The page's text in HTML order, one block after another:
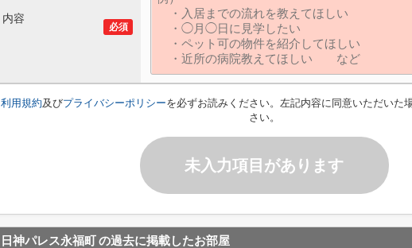
必須
内容
利用規約及びプライバシーポリシーを必ずお読みください。左記内容に同意いただいた
さい。
未入力項目があります
日神パレス永福町の過去に掲載したお部屋